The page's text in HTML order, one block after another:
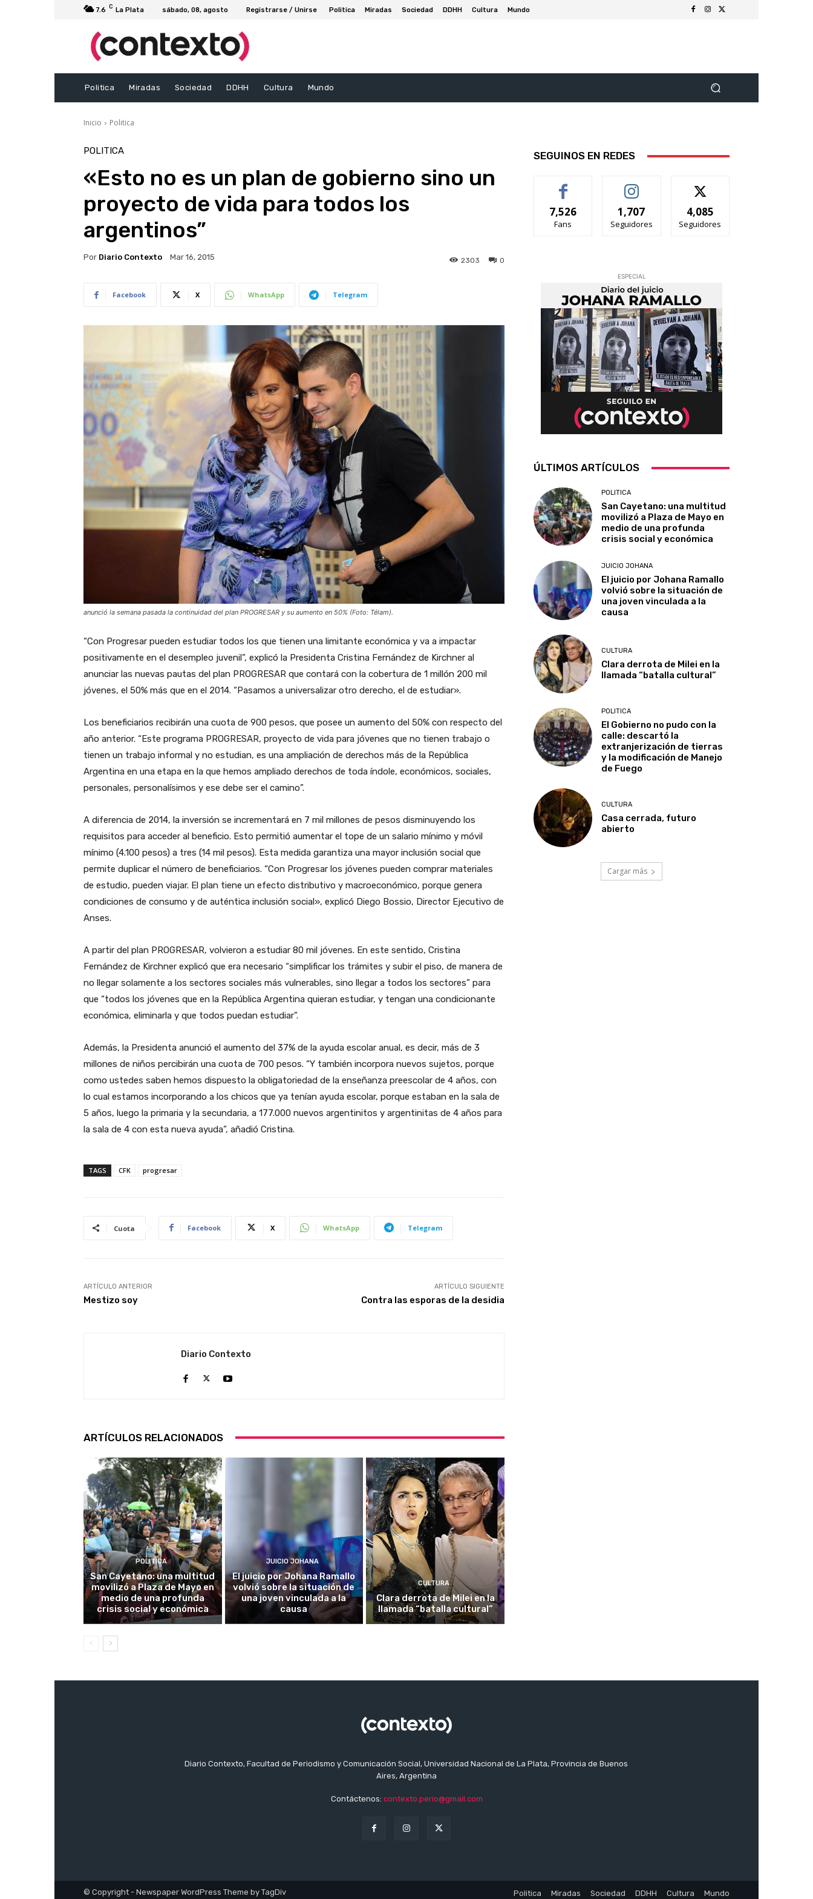
7.6 C La Plata sábado, 08, agosto Registrarse / Unirse Politica Miradas Sociedad DDHH Cultura Mundo
Politica Miradas Sociedad DDHH Cultura Mundo
Inicio Politica
POLITICA
«Esto no es un plan de gobierno sino un
proyecto de vida para todos los
argentinos”
Por Diario Contexto Mar 16, 2015 0
2303
Facebook X WhatsApp Telegram
anunció la semana pasada la continuidad del plan PROGRESAR y su aumento en 50% (Foto: Télam).
“Con Progresar pueden estudiar todos los que tienen una limitante económica y va a impactar
positivamente en el desempleo juvenil”, explicó la Presidenta Cristina Fernández de Kirchner al
anunciar las nuevas pautas del plan PROGRESAR que contará con la cobertura de 1 millón 200 mil
jóvenes, el 50% más que en el 2014. “Pasamos a universalizar otro derecho, el de estudiar».
Los beneficiarios recibirán una cuota de 900 pesos, que posee un aumento del 50% con respecto del
año anterior. “Este programa PROGRESAR, proyecto de vida para jóvenes que no tienen trabajo o
tienen un trabajo informal y no estudian, es una ampliación de derechos más de la República
Argentina en una etapa en la que hemos ampliado derechos de toda índole, económicos, sociales,
personales, personalísimos y ese debe ser el camino”.
A diferencia de 2014, la inversión se incrementará en 7 mil millones de pesos disminuyendo los
requisitos para acceder al beneficio. Esto permitió aumentar el tope de un salario mínimo y móvil
mínimo (4.100 pesos) a tres (14 mil pesos). Esta medida garantiza una mayor inclusión social que
permite duplicar el número de beneficiarios. “Con Progresar los jóvenes pueden comprar materiales
de estudio, pueden viajar. El plan tiene un efecto distributivo y macroeconómico, porque genera
condiciones de consumo y de auténtica inclusión social», explicó Diego Bossio, Director Ejecutivo de
Anses.
A partir del plan PROGRESAR, volvieron a estudiar 80 mil jóvenes. En este sentido, Cristina
Fernández de Kirchner explicó que era necesario “simplificar los trámites y subir el piso, de manera de
no llegar solamente a los sectores sociales más vulnerables, sino llegar a todos los sectores” para
que “todos los jóvenes que en la República Argentina quieran estudiar, y tengan una condicionante
económica, eliminarla y que todos puedan estudiar”.
Además, la Presidenta anunció el aumento del 37% de la ayuda escolar anual, es decir, más de 3
millones de niños percibirán una cuota de 700 pesos. “Y también incorpora nuevos sujetos, porque
como ustedes saben hemos dispuesto la obligatoriedad de la enseñanza preescolar de 4 años, con
lo cual estamos incorporando a los chicos que ya tenían ayuda escolar, porque estaban en la sala de
5 años, luego la primaria y la secundaria, a 177.000 nuevos argentinitos y argentinitas de 4 años para
la sala de 4 con esta nueva ayuda”, añadió Cristina.
TAGS CFK progresar
Cuota Facebook X WhatsApp Telegram
ARTÍCULO ANTERIOR
Mestizo soy
ARTÍCULO SIGUIENTE
Contra las esporas de la desidia
Diario Contexto
ARTÍCULOS RELACIONADOS
POLITICA
San Cayetano: una multitud
movilizó a Plaza de Mayo en
medio de una profunda
crisis social y económica
JUICIO JOHANA
El juicio por Johana Ramallo
volvió sobre la situación de
una joven vinculada a la
causa
CULTURA
Clara derrota de Milei en la
llamada “batalla cultural”
SEGUINOS EN REDES
7,526
Fans
1,707
Seguidores
4,085
Seguidores
ESPECIAL
ÚLTIMOS ARTÍCULOS
POLITICA
San Cayetano: una multitud
movilizó a Plaza de Mayo en
medio de una profunda
crisis social y económica
JUICIO JOHANA
El juicio por Johana Ramallo
volvió sobre la situación de
una joven vinculada a la
causa
CULTURA
Clara derrota de Milei en la
llamada “batalla cultural”
POLITICA
El Gobierno no pudo con la
calle: descartó la
extranjerización de tierras
y la modificación de Manejo
de Fuego
CULTURA
Casa cerrada, futuro
abierto
Cargar más
Diario Contexto, Facultad de Periodismo y Comunicación Social, Universidad Nacional de La Plata, Provincia de Buenos
Aires, Argentina
Contáctenos: contexto.perio@gmail.com
© Copyright - Newspaper WordPress Theme by TagDiv Politica Miradas Sociedad DDHH Cultura Mundo